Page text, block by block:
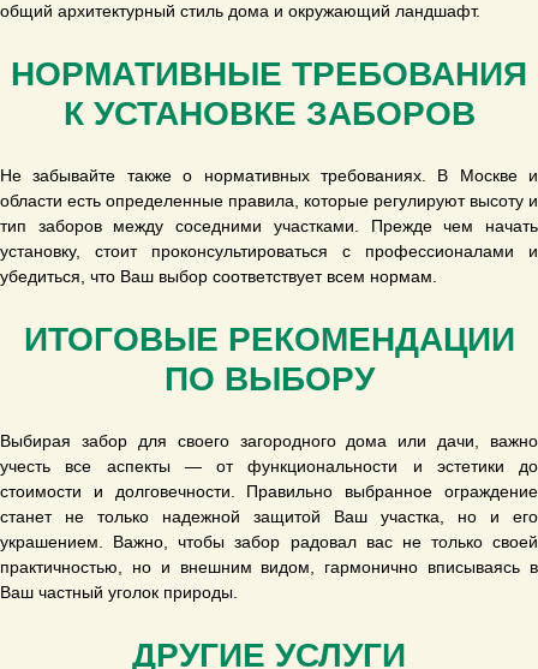
общий архитектурный стиль дома и окружающий ландшафт.
НОРМАТИВНЫЕ ТРЕБОВАНИЯ
К УСТАНОВКЕ ЗАБОРОВ
Не забывайте также о нормативных требованиях. В Москве и
области есть определенные правила, которые регулируют высоту и
тип заборов между соседними участками. Прежде чем начать
установку, стоит проконсультироваться с профессионалами и
убедиться, что Ваш выбор соответствует всем нормам.
ИТОГОВЫЕ РЕКОМЕНДАЦИИ
ПО ВЫБОРУ
Выбирая забор для своего загородного дома или дачи, важно
учесть все аспекты — от функциональности и эстетики до
стоимости и долговечности. Правильно выбранное ограждение
станет не только надежной защитой Ваш участка, но и его
украшением. Важно, чтобы забор радовал вас не только своей
практичностью, но и внешним видом, гармонично вписываясь в
Ваш частный уголок природы.
ДРУГИЕ УСЛУГИ